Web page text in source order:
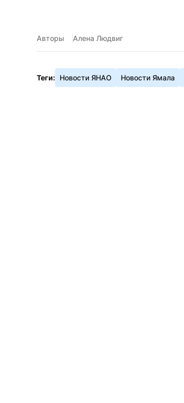
Авторы Алена Людвиг
Теги: Новости ЯНАО Новости Ямала